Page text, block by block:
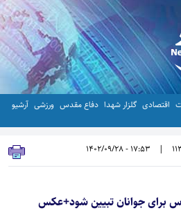
اقتصادی گلزار شهدا دفاع مقدس ورزشی آرشیو
|
17:53 - 1402/09/28
برای جوانان تبیین شود+عکس